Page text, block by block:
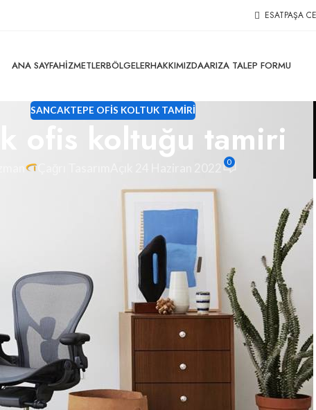
ESATPAŞA
ANA SAYFAHIZMETLERBÖLGELERHAKKIMIZDAARIZA TALEP FORMU
SANCAKTEPE OFIS KOLTUK TAMIRI
ofis koltuğu tamiri
0
ofis koltuk kaplama ve koltuk amortisörü değişimlerini
ve koltuk kumaş değişimlerini yapıyoruz. Tüm kurumsal
bakım, yedek parça değişimlerinde ücretsiz nakliye
bakıma ihtiyaç duyan koltuk takımlarınızı yerinizden
de yaptıktan sonra bulunduğunuz yere teslim ediyoruz.
bir yıl tam garantilidir. Bu sebeple tamir yapılan
ev koltuğu tamiri, ofis koltuğu tamiri, bakım ve onarım